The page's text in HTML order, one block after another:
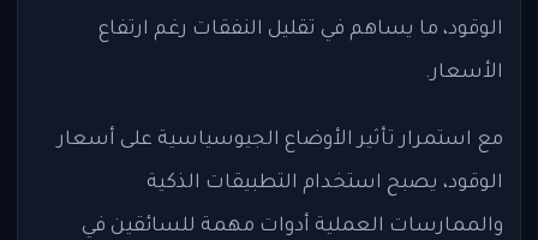
الوقود، ما يساهم في تقليل النفقات رغم ارتفاع
الأسعار.
مع استمرار تأثير الأوضاع الجيوسياسية على أسعار
الوقود، يصبح استخدام التطبيقات الذكية
والممارسات العملية أدوات مهمة للسائقين في